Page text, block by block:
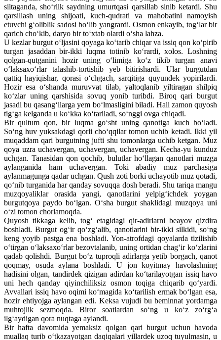
siltaganda, sho‘rlik saydning umurtqasi qarsillab sinib ketardi. Shu
qarsillash uning shijoati, kuch-qudrati va mahobatini namoyish
etuvchi g‘oliblik sadosi bo‘lib yangrardi. Osmon enkayib, tog‘lar bir
qarich cho‘kib, daryo bir to‘xtab olardi o‘sha lahza.
U kezlar burgut o‘ljasini qoyaga ko‘tarib chiqar va issiq qon ko‘pirib
turgan jasaddan bir-ikki luqma totinib ko‘rardi, xolos. Loshning
qolgan-qutganini hozir uning o‘limiga ko‘z tikib turgan anavi
o‘laksaxo‘rlar talashib-tortishib yeb bitirishardi. Ular burgutdan
qattiq hayiqishar, qorasi o‘chgach, sarqitiga quyundek yopirilardi.
Hozir esa o‘shanda muruvvat tilab, yaltoqlanib yiltiragan shilpiq
ko‘zlar uning qarshisida sovuq yonib turibdi. Biroq qari burgut
jasadi bu qasang‘ilarga yem bo‘lmasligini biladi. Hali zamon quyosh
tig‘ga kelganda u ko‘kka ko‘tariladi, so‘nggi ovga chiqadi.
Bir qultum qon, bir luqma go‘sht uning qanotiga kuch bo‘ladi.
So‘ng huv yuksakdagi qorli cho‘qqilar tomon uchib ketadi. Ikki yil
muqaddam qari burgutning jufti shu tomonlarga uchib ketgan. Muz
qoya uzra uchavergan, uchavergan, uchavergan. Kecha-yu kunduz
uchgan. Tanasidan qon qochib, bulutlar ho‘llagan qanotlari muzga
aylanganida ham uchavergan. Toki abadiy muz parchasiga
aylanmagunga qadar uchgan. Qush zoti borki uchayotib muz qotadi,
qo‘nib turganida har qanday sovuqqa dosh beradi. Shu tariqa mangu
muzqoyaliklar orasida yangi, qanotlarini yelpig‘ichdek yoygan
burgutqoya paydo bo‘lgan. O‘sha burgut shaklidagi muzqoya uni
o‘zi tomon chorlamoqda.
Quyosh tikkaga kelib, tog‘ etagidagi qir-adirlarni beayov qizdira
boshladi. Burgut og‘ir qo‘zg‘alib, qanotlarini bir-ikki silkidi, so‘ng
keng yoyib pastga ena boshladi. Yon-atrofdagi qoyalarda tizilishib
o‘tirgan o‘laksaxo‘rlar bezovtalanib, uning ortidan chag‘ir ko‘zlarini
qadab qolishdi. Burgut bo‘z tuproqli adirlarga yetib borgach, qanot
qoqmay, osuda aylana boshladi. U jon koyitmay havolashning
hadisini olgan, tandirdek qizigan adirdan ko‘tarilayotgan issiq havo
uni hech qanday qiyinchiliksiz osmon toqiga chiqarib qo‘yardi.
Avvallari issiq havo oqimi ko‘magida ko‘tarilish ermak bo‘lgan esa,
hozir ehtiyojga aylangan edi. Keksa vujudi bu beminnat yordamga
muhtojlik sezmoqda. Biror soatlardan so‘ng u ko‘z zo‘rg‘a
ilg‘aydigan qora nuqtaga aylandi.
Bir hafta davomida yemaksiz qolgan qari burgut uchun havoda
muallaq turib o‘tkazayotgan daqiqalari yillardek uzoq tuyulmasin, u